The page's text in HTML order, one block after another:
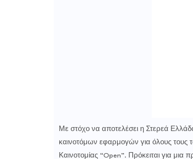
Με στόχο να αποτελέσει η Στερεά
καινοτόμων εφαρμογών για όλους τους
Καινοτομίας “Open”. Πρόκειται για μια